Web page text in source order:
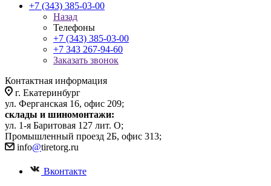
+7 (343) 385-03-00
Назад
Телефоны
+7 (343) 385-03-00
+7 343 267-94-60
Заказать звонок
Контактная информация
г. Екатеринбург
ул. Ферганская 16, офис 209;
склады и шиномонтажи:
ул. 1-я Баритовая 127 лит. О;
Промышленный проезд 2Б, офис 313;
info@tiretorg.ru
Вконтакте